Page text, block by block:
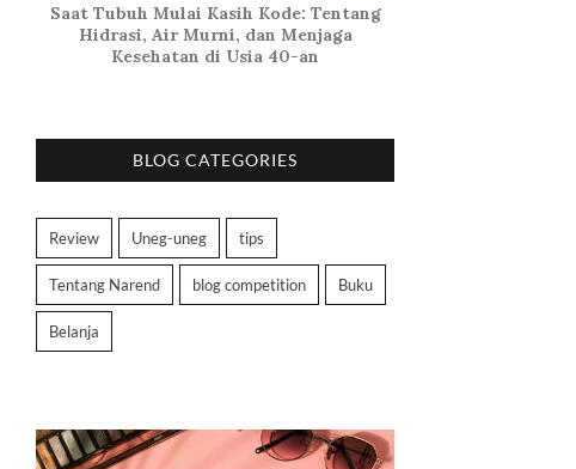
Saat Tubuh Mulai Kasih Kode: Tentang
Hidrasi, Air Murni, dan Menjaga
Kesehatan di Usia 40-an
BLOG CATEGORIES
Review Uneg-uneg tips
Tentang Narend blog competition Buku
Belanja